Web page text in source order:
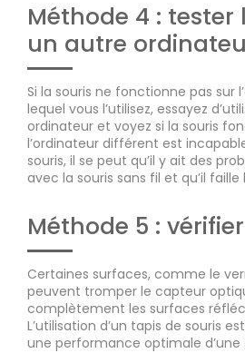
Méthode 4 : tester
un autre
Si la souris ne fonctionne pas sur
lequel vous l’utilisez, essayez
ordinateur et voyez si la souris
l’ordinateur différent est
souris, il se peut qu’il y ait des
avec la souris sans fil et qu’il
Méthode 5 :
Certaines surfaces, comme le
peuvent tromper le capteur
complètement les surfaces
L’utilisation d’un tapis de souris
une performance optimale d’une